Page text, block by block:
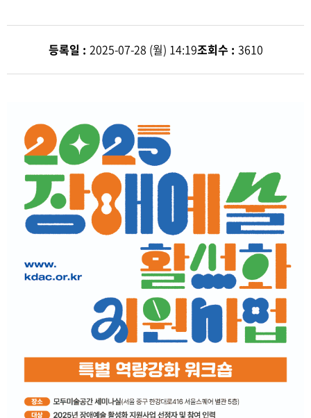
등록일 : 2025-07-28 (월) 14:19조회수 : 3610